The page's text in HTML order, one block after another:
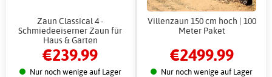
Zaun Classical 4 -
Schmiedeeiserner Zaun für
Haus & Garten
€239.99
Nur noch wenige auf Lager
Villenzaun 150 cm hoch | 100
Meter Paket
€2499.99
Nur noch wenige auf Lager